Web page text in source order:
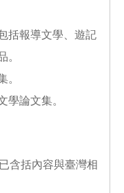
括報導文學、遊記
。
。
學論文集。
含括內容與臺灣相